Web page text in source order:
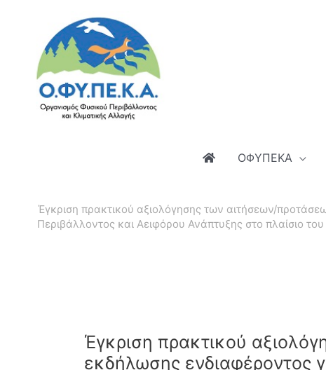
περιεχόμενο
ΟΦΥΠΕΚΑ
Έγκριση πρακτικού αξιολόγησης των αιτήσεων/
Περιβάλλοντος και Αειφόρου Ανάπτυξης στο πλαίσιο
Έγκριση πρακτικού
εκδήλωσης ενδιαφέροντος